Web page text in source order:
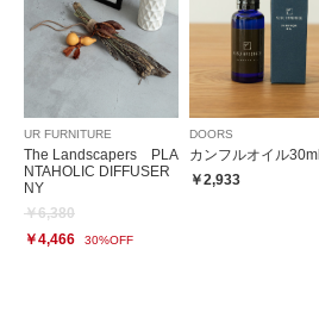
UR FURNITURE
The Landscapers PLA
NTAHOLIC DIFFUSER
NY
￥6,380
￥4,466
30%OFF
DOORS
カンフルオイル30ml
￥2,933